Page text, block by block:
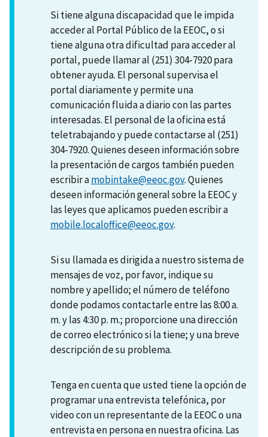
Si tiene alguna discapacidad que le impida
acceder al Portal Público de la EEOC, o si
tiene alguna otra dificultad para acceder al
portal, puede llamar al (251) 304-7920 para
obtener ayuda. El personal supervisa el
portal diariamente y permite una
comunicación fluida a diario con las partes
interesadas. El personal de la oficina está
teletrabajando y puede contactarse al (251)
304-7920. Quienes deseen información sobre
la presentación de cargos también pueden
escribir amobintake@eeoc.gov. Quienes
deseen información general sobre la EEOC y
las leyes que aplicamos pueden escribir a
mobile.localoffice@eeoc.gov.
Si su llamada es dirigida a nuestro sistema de
mensajes de voz, por favor, indique su
nombre y apellido; el número de teléfono
donde podamos contactarle entre las 8:00 a.
m. y las 4:30 p. m.; proporcione una dirección
de correo electrónico si la tiene; y una breve
descripción de su problema.
Tenga en cuenta que usted tiene la opción de
programar una entrevista telefónica, por
video con un representante de la EEOC o una
entrevista en persona en nuestra oficina. Las